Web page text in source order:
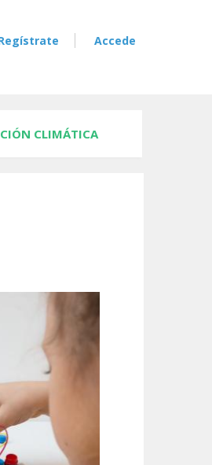
Accede
CLIMÁTICA